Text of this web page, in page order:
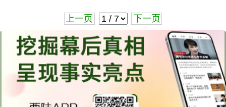
上一页 下一页